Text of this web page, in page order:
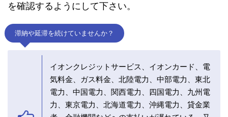
を確認するようにして下さい。
滞納や延滞を続けていませんか？
イオンクレジットサービス、イオンカード、電
気料金、ガス料金、北陸電力、中部電力、東北
電力、中国電力、関西電力、四国電力、九州電
力、東京電力、北海道電力、沖縄電力、貸金業